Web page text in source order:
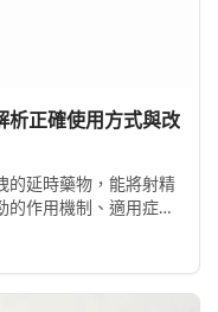
析正確使用方式與改
的延時藥物，能將射精
的作用機制、適用症